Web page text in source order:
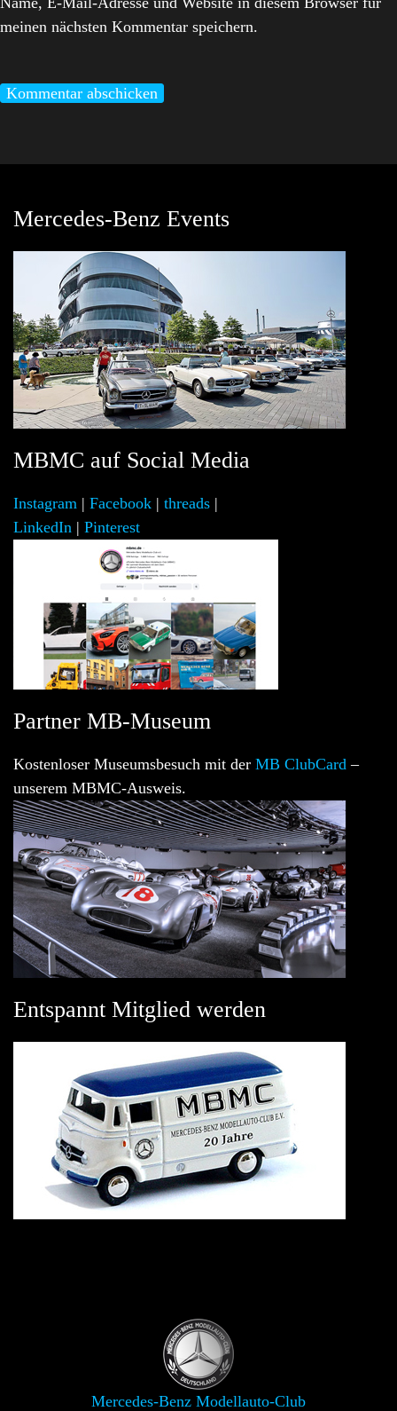
meinen nächsten Kommentar speichern.
Mercedes-Benz Events
MBMC auf Social Media
Instagram | Facebook | threads |
LinkedIn | Pinterest
Partner MB-Museum
Kostenloser Museumsbesuch mit der MB ClubCard –
unserem MBMC-Ausweis.
Entspannt Mitglied werden
Mercedes-Benz Modellauto-Club